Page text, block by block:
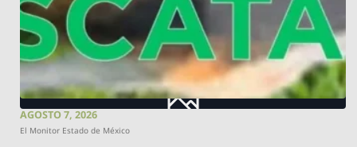
AGOSTO 7, 2026
El Monitor Estado de México